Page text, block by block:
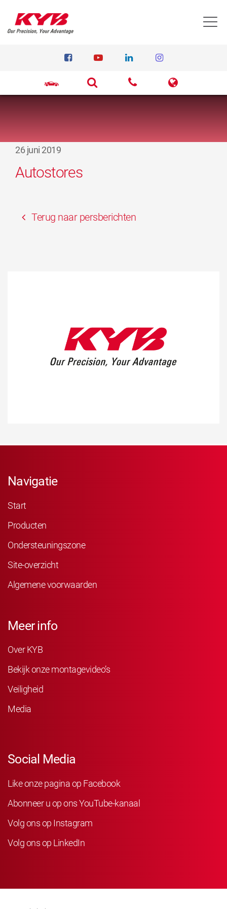
26 juni 2019
Autostores
Terug naar persberichten
Navigatie
Start
Producten
Ondersteuningszone
Site-overzicht
Algemene voorwaarden
Meer info
Over KYB
Bekijk onze montagevideo’s
Veiligheid
Media
Social Media
Like onze pagina op Facebook
Abonneer u op ons YouTube-kanaal
Volg ons op Instagram
Volg ons op LinkedIn